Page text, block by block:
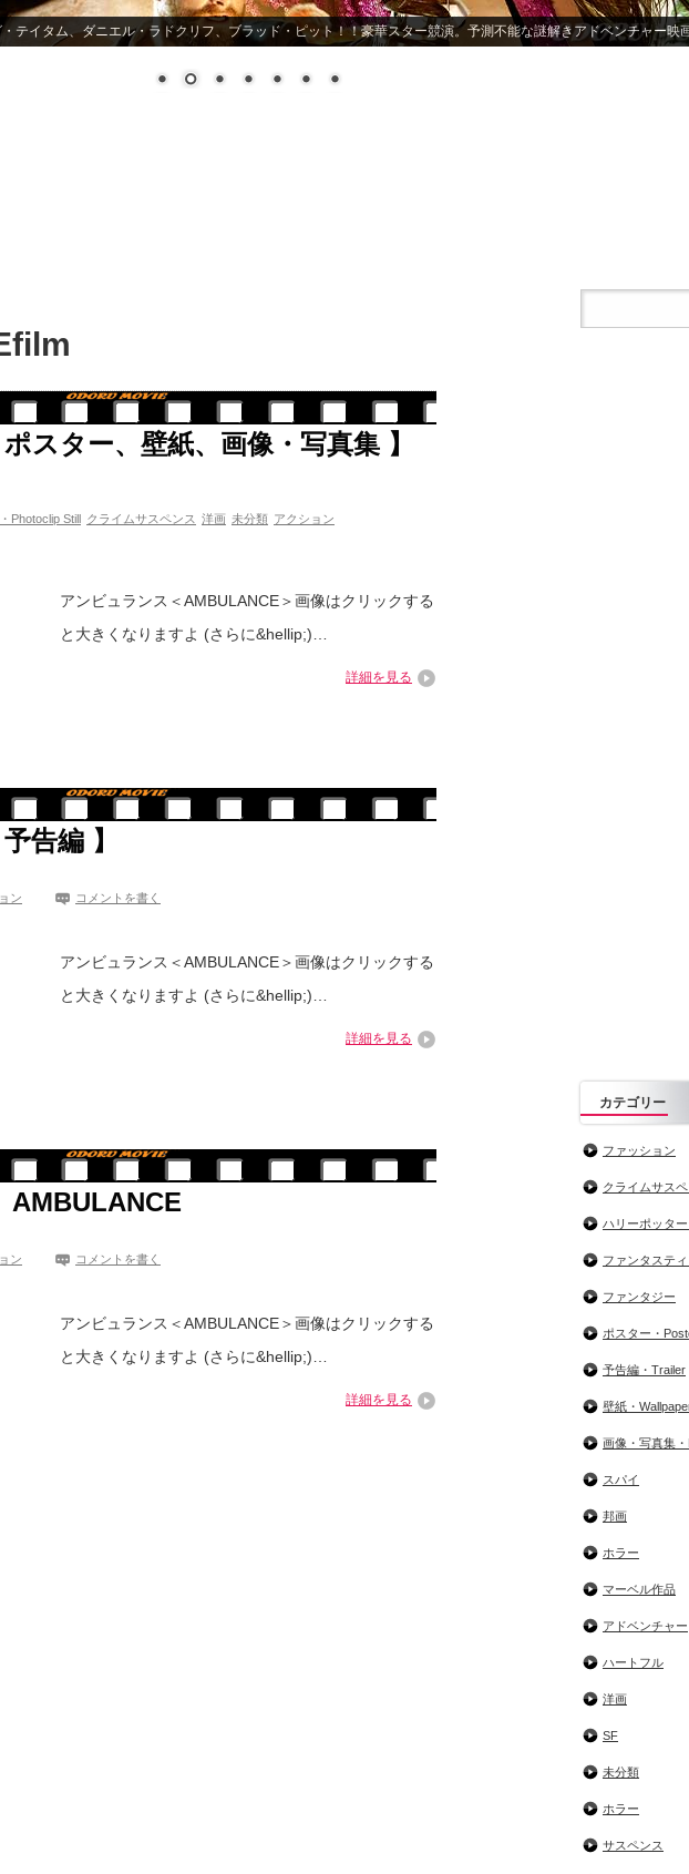
テイタム、ダニエル・ラドクリフ、ブラッド・ピット！！豪華スター競演。予測不能な謎解きアドベンチャー映
スター、壁紙、画像・写真集 】
Photoclip Still クライムサスペンス 洋画 未分類 アクション
アンビュランス＜AMBULANCE＞画像はクリックする
と大きくなりますよ (さらに&hellip;)…
詳細を見る
告編 】
ン コメントを書く
アンビュランス＜AMBULANCE＞画像はクリックする
と大きくなりますよ (さらに&hellip;)…
詳細を見る
AMBULANCE
ン コメントを書く
アンビュランス＜AMBULANCE＞画像はクリックする
と大きくなりますよ (さらに&hellip;)…
詳細を見る
カテゴリー
ファッション
クライムサスペ
ハリーポッタ
ファンタステ
ファンタジー
ポスター・
予告編・Trailer
壁紙・
画像・写真集
スパイ
邦画
ホラー
マーベル作品
アドベンチャー
ハートフル
洋画
SF
未分類
ホラー
サスペンス